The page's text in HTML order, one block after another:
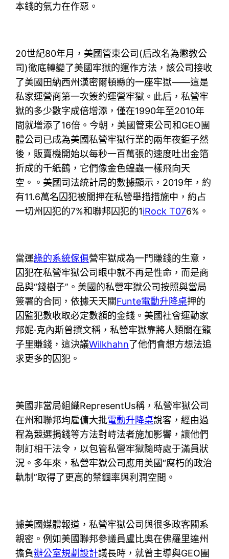
本錢的氣力在作惡。
20世紀80年月，美國管束公司(后改名為懲教公
司)徹底轉變了美國牢獄的運作方法，該公司接收
了美國田納西州漢密爾頓縣的一座牢獄——這是
私家運營商第一次簽約運營牢獄。此后，私營牢
獄的多少數字成倍增添，僅在1990年至2010年
間就增添了16倍。今朝，美國管束公司和GEO團
體公司已成為美國私營牢獄行業的兩年夜鉅子然
後，販賣機開始以每秒一百萬張的速度吐出金箔
折成的千紙鶴，它們像金色蝗蟲一樣飛向天
空。。美國司法統計局的數據顯示，2019年，約
有11.6萬名囚犯被關押在私營舉措措施中，約占
一切州囚犯的7%和聯邦囚犯的1iRock T076%。
當運綠的系統傢俱營牢獄成為一門賺錢的生意，
囚犯在私營牢獄公司眼中就不再是性命，而是商
品與“錢樹子”。美國的私營牢獄公司按照與當局
簽署的合同，依據天天關Funte電動升降桌押的
囚監犯數收取必定數額的金錢。美國社會運動家
邦妮·克內斯曾撰文稱，私營牢獄靠將人類關在籠
子里賺錢，這決議Wilkhahn了他們會想方想法追
求更多的囚犯。
美國非當局組織RepresentUs稱，私營牢獄公司
在州和聯邦均雇傭大批電動升降桌說客，經由過
程為競選捐錢等方法對峙法者施加影響，讓他們
制訂相干法令，以包管私營牢獄隨時處于滿員狀
況。多年來，私營牢獄公司應用美國“腐朽的政治
軌制”取得了更高的禁錮率與利潤空間。
據美國媒體報道，私營牢獄公司與很多政客關系
親密。例如美國聯邦參議員盧比奧在佛羅里達州
擔負辦公室規劃設計議長時，就曾主導與GEO團